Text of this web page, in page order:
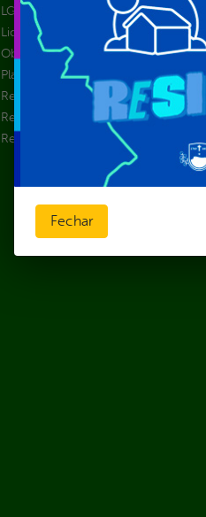
LGPD e Governo Digital
Licitações e Contratos
Obras Públicas
Planejamento e Prestação de Contas
Receitas
Recursos Humanos
Renúncias de Receitas
Fechar